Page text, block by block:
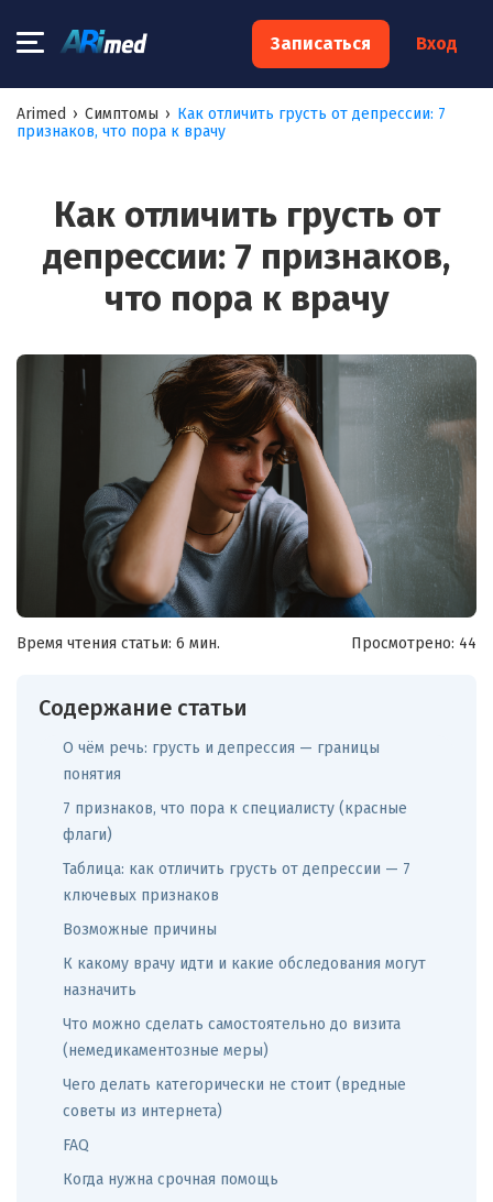
Записаться Вход
Arimed › Симптомы › Как отличить грусть от депрессии: 7
признаков, что пора к врачу
Как отличить грусть от
депрессии: 7 признаков,
что пора к врачу
Время чтения статьи: 6 мин. Просмотрено: 44
Содержание статьи
О чём речь: грусть и депрессия — границы
понятия
7 признаков, что пора к специалисту (красные
флаги)
Таблица: как отличить грусть от депрессии — 7
ключевых признаков
Возможные причины
К какому врачу идти и какие обследования могут
назначить
Что можно сделать самостоятельно до визита
(немедикаментозные меры)
Чего делать категорически не стоит (вредные
советы из интернета)
FAQ
Когда нужна срочная помощь
×
Запишитесь на консультацию к
специалисту
Ваш телефон:*
Я согласен на обработку моих персональных данных